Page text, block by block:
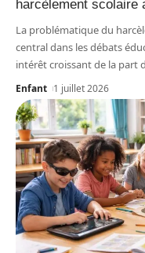
harcèlement scolaire
La problématique du
central dans les débats
intérêt croissant de la part
Enfant 1 juillet 2026